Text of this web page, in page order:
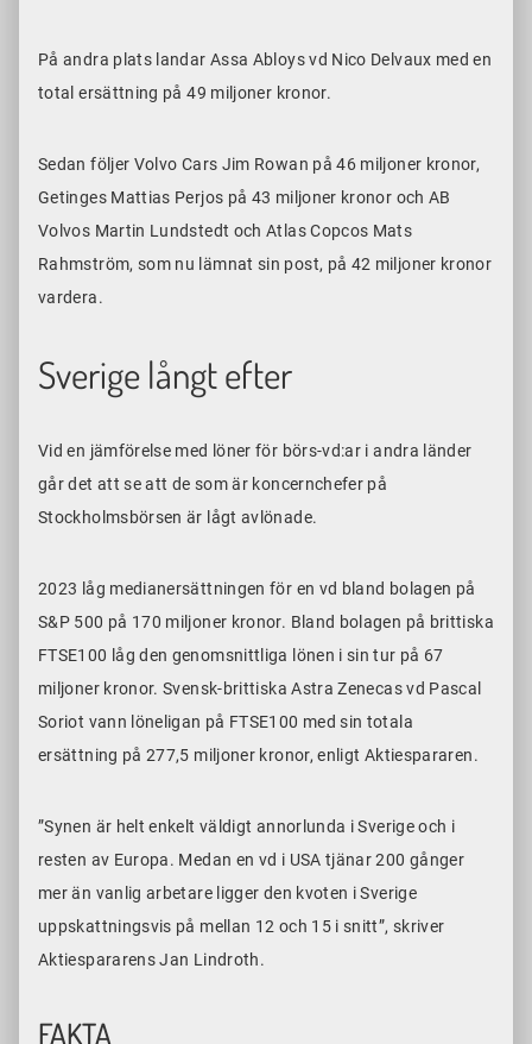
På andra plats landar Assa Abloys vd Nico Delvaux med en
total ersättning på 49 miljoner kronor.
Sedan följer Volvo Cars Jim Rowan på 46 miljoner kronor,
Getinges Mattias Perjos på 43 miljoner kronor och AB
Volvos Martin Lundstedt och Atlas Copcos Mats
Rahmström, som nu lämnat sin post, på 42 miljoner kronor
vardera.
Sverige långt efter
Vid en jämförelse med löner för börs-vd:ar i andra länder
går det att se att de som är koncernchefer på
Stockholmsbörsen är lågt avlönade.
2023 låg medianersättningen för en vd bland bolagen på
S&P 500 på 170 miljoner kronor. Bland bolagen på brittiska
FTSE100 låg den genomsnittliga lönen i sin tur på 67
miljoner kronor. Svensk-brittiska Astra Zenecas vd Pascal
Soriot vann löneligan på FTSE100 med sin totala
ersättning på 277,5 miljoner kronor, enligt Aktiespararen.
”Synen är helt enkelt väldigt annorlunda i Sverige och i
resten av Europa. Medan en vd i USA tjänar 200 gånger
mer än vanlig arbetare ligger den kvoten i Sverige
uppskattningsvis på mellan 12 och 15 i snitt”, skriver
Aktiespararens Jan Lindroth.
FAKTA